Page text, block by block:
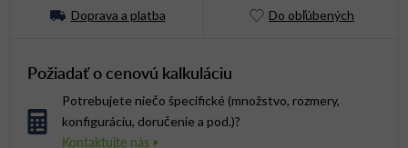
Doprava a platba Do obľúbených
Požiadať o cenovú kalkuláciu
Potrebujete niečo špecifické (množstvo, rozmery,
konfiguráciu, doručenie a pod.)?